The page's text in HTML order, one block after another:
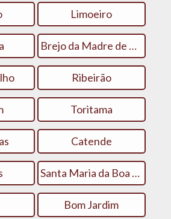
Limoeiro
Brejo da Madre de Deus
Ribeirão
Toritama
Catende
Santa Maria da Boa Vista
Bom Jardim